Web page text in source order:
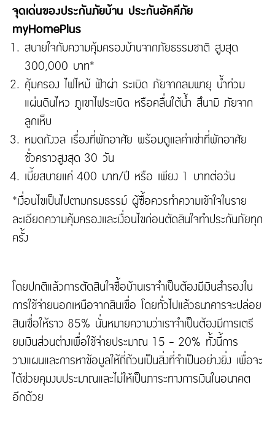
จุดเด่นของประกันภัยบ้าน ประกันอัคคีภัย
myHomePlus
สบายใจกับความคุ้มครองบ้านจากภัยธรรมชาติ สูงสุด
300,000 บาท*
คุ้มครอง ไฟไหม้ ฟ้าผ่า ระเบิด ภัยจากลมพายุ น้ำท่วม
แผ่นดินไหว ภูเขาไฟระเบิด หรือคลื่นใต้น้ำ สึนามิ ภัยจาก
ลูกเห็บ
หมดกังวล เรื่องที่พักอาศัย พร้อมดูแลค่าเช่าที่พักอาศัย
ชั่วคราวสูงสุด 30 วัน
เบี้ยสบายแค่ 400 บาท/ปี หรือ เพียง 1 บาทต่อวัน
*เงื่อนไขเป็นไปตามกรมธรรม์ ผู้ซื้อควรทำความเข้าใจในราย
ละเอียดความคุ้มครองและเงื่อนไขก่อนตัดสินใจทำประกันภัยทุก
ครั้ง
โดยปกติแล้วการตัดสินใจซื้อบ้านเราจำเป็นต้องมีเงินสำรองใน
การใช้จ่ายนอกเหนือจากสินเชื่อ โดยทั่วไปแล้วธนาคารจะปล่อย
สินเชื่อให้ราว 85% นั่นหมายความว่าเราจำเป็นต้องมีการเตรี
ยมเงินส่วนต่างเพื่อใช้จ่ายประมาณ 15 - 20% ทั้งนี้การ
วางแผนและการหาข้อมูลให้ถี่ถ้วนเป็นสิ่งที่จำเป็นอย่างยิ่ง เพื่อจะ
ได้ช่วยคุมงบประมาณและไม่ให้เป็นภาระทางการเงินในอนาคต
อีกด้วย